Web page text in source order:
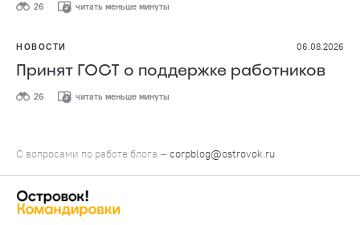
26 читать меньше минуты
НОВОСТИ 06.08.2026
Принят ГОСТ о поддержке работников
26 читать меньше минуты
С вопросами по работе блога —corpblog@ostrovok.ru